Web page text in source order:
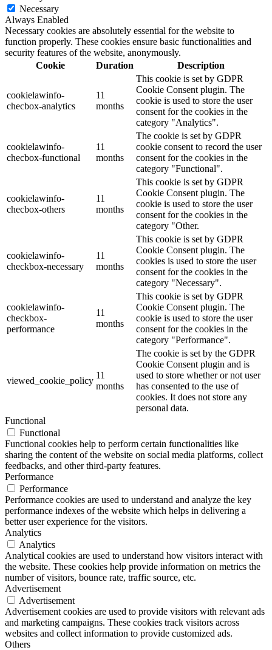
Necessary
Always Enabled
Necessary cookies are absolutely essential for the website to
function properly. These cookies ensure basic functionalities and
security features of the website, anonymously.
Cookie
Duration Description
cookielawinfo-
checbox-analytics
11
months
This cookie is set by GDPR
Cookie Consent plugin. The
cookie is used to store the user
consent for the cookies in the
category "Analytics".
cookielawinfo-
checbox-functional
11
months
The cookie is set by GDPR
cookie consent to record the user
consent for the cookies in the
category "Functional".
cookielawinfo-
checbox-others
11
months
This cookie is set by GDPR
Cookie Consent plugin. The
cookie is used to store the user
consent for the cookies in the
category "Other.
cookielawinfo-
checkbox-necessary
11
months
This cookie is set by GDPR
Cookie Consent plugin. The
cookies is used to store the user
consent for the cookies in the
category "Necessary".
cookielawinfo-
checkbox-
performance
11
months
This cookie is set by GDPR
Cookie Consent plugin. The
cookie is used to store the user
consent for the cookies in the
category "Performance".
viewed_cookie_policy
11
months
The cookie is set by the GDPR
Cookie Consent plugin and is
used to store whether or not user
has consented to the use of
cookies. It does not store any
personal data.
Functional
Functional
Functional cookies help to perform certain functionalities like
sharing the content of the website on social media platforms, collect
feedbacks, and other third-party features.
Performance
Performance
Performance cookies are used to understand and analyze the key
performance indexes of the website which helps in delivering a
better user experience for the visitors.
Analytics
Analytics
Analytical cookies are used to understand how visitors interact with
the website. These cookies help provide information on metrics the
number of visitors, bounce rate, traffic source, etc.
Advertisement
Advertisement
Advertisement cookies are used to provide visitors with relevant ads
and marketing campaigns. These cookies track visitors across
websites and collect information to provide customized ads.
Others